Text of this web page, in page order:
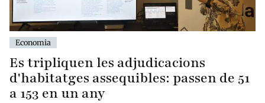
Economia
Es tripliquen les adjudicacions
d'habitatges assequibles: passen de 51
a 153 en un any